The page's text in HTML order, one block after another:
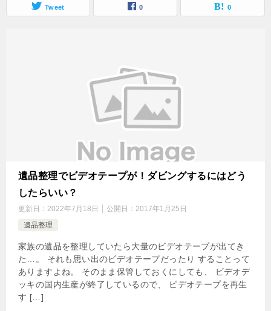
Tweet 0 0
遺品整理でビデオテープが！ダビングするにはどう
したらいい？
更新日： 2022年7月18日 公開日： 2017年1月25日
遺品整理
家族の遺品を整理していたら大量のビデオテープが出てき
た…。 それも思い出のビデオテープだったり することって
ありますよね。 そのまま保管しておくにしても、 ビデオデ
ッキの国内生産が終了しているので、 ビデオテープを再生
す […]